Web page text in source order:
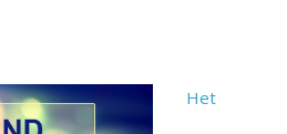
Het